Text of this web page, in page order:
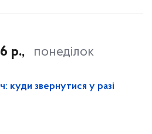
р., понеділок
куди звернутися у разі